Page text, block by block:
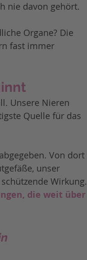
nie davon gehört.
Organe? Die
fast immer
Unsere Nieren
Quelle für das
Von dort
unser
Wirkung.
die weit über